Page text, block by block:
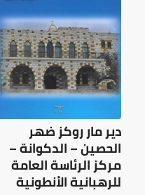
دير مار روكز ضهر
الحصين – الدكوانة –
مركز الرئاسة العامة
للرهبانية الأنطونية